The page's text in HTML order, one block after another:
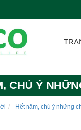
CHÚ Ý
Hết năm, chú ý những